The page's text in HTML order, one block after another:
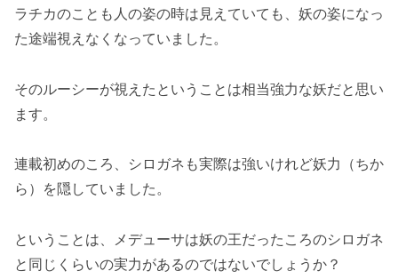
ラチカのことも人の姿の時は見えていても、妖の姿になっ
た途端視えなくなっていました。
そのルーシーが視えたということは相当強力な妖だと思い
ます。
連載初めのころ、シロガネも実際は強いけれど妖力（ちか
ら）を隠していました。
ということは、メデューサは妖の王だったころのシロガネ
と同じくらいの実力があるのではないでしょうか？